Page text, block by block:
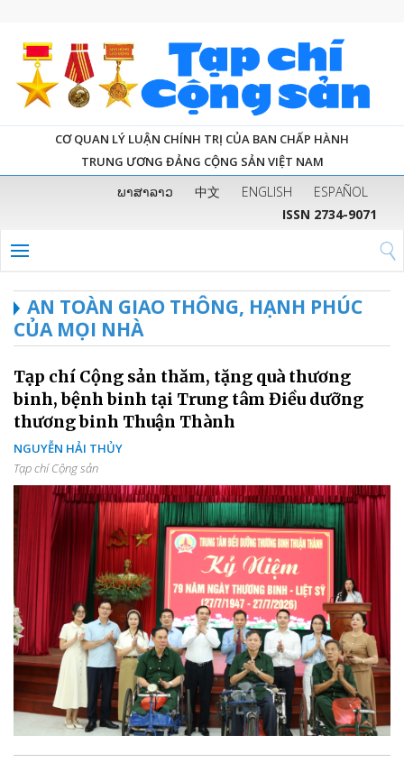
CƠ QUAN LÝ LUẬN CHÍNH TRỊ CỦA BAN CHẤP HÀNH
TRUNG ƯƠNG ĐẢNG CỘNG SẢN VIỆT NAM
ພາສາລາວ 中文 ENGLISH
ESPAÑOL
ISSN 2734-9071
AN TOÀN GIAO THÔNG, HẠNH PHÚC
CỦA MỌI NHÀ
Tạp chí Cộng sản thăm, tặng quà thương
binh, bệnh binh tại Trung tâm Điều dưỡng
thương binh Thuận Thành
NGUYỄN HẢI THỦY
Tạp chí Cộng sản